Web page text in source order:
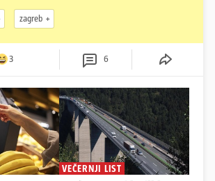
zagreb
3 6